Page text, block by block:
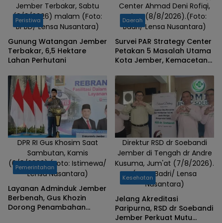
Nusantara)
Jember Terbakar, Sabtu
(8/8/2026) malam (Foto:
BPBD/ Lensa Nusantara)
Peristiwa
Gunung Watangan Jember
Terbakar, 6,5 Hektare
Lahan Perhutani
Center Ahmad Deni Rofiqi,
Sabtu (8/8/2026).(Foto:
Badri/ Lensa Nusantara)
Daerah
Survei PAR Strategy Center
Petakan 5 Masalah Utama
Kota Jember, Kemacetan
DPR RI Gus Khosim Saat
Sambutan, Kamis
(6/8/2026).(Foto: Istimewa/
Lensa Nusantara)
Pemerintahan
Layanan Adminduk Jember
Berbenah, Gus Khozin
Dorong Penambahan
Direktur RSD dr Soebandi
Jember di Tengah dr Andre
Kusuma, Jum'at (7/8/2026).
(Foto: Badri/ Lensa
Nusantara)
Kesehatan
Jelang Akreditasi
Paripurna, RSD dr Soebandi
Jember Perkuat Mutu